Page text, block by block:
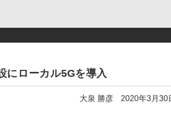
にローカル5Gを導入
大泉 勝彦 2020年3月30